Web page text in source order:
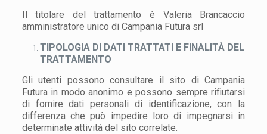
Il titolare del trattamento è Valeria Brancaccio
amministratore unico di Campania Futura srl
TIPOLOGIA DI DATI TRATTATI E FINALITÀ DEL
TRATTAMENTO
Gli utenti possono consultare il sito di Campania
Futura in modo anonimo e possono sempre rifiutarsi
di fornire dati personali di identificazione, con la
differenza che può impedire loro di impegnarsi in
determinate attività del sito correlate.